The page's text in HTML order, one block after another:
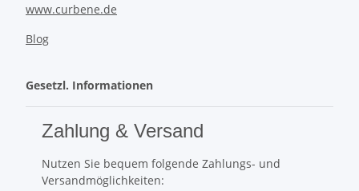
www.curbene.de
Blog
Gesetzl. Informationen
Zahlung & Versand
Nutzen Sie bequem folgende Zahlungs- und
Versandmöglichkeiten: